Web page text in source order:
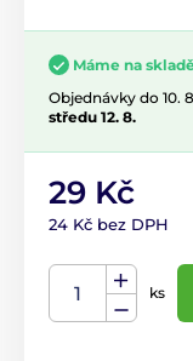
Máme na
Objednávky do 10.
středu 12. 8.
29 Kč
24 Kč bez DPH
ks